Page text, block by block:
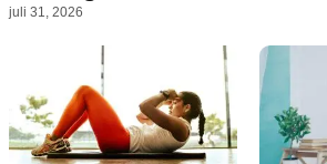
juli 31, 2026